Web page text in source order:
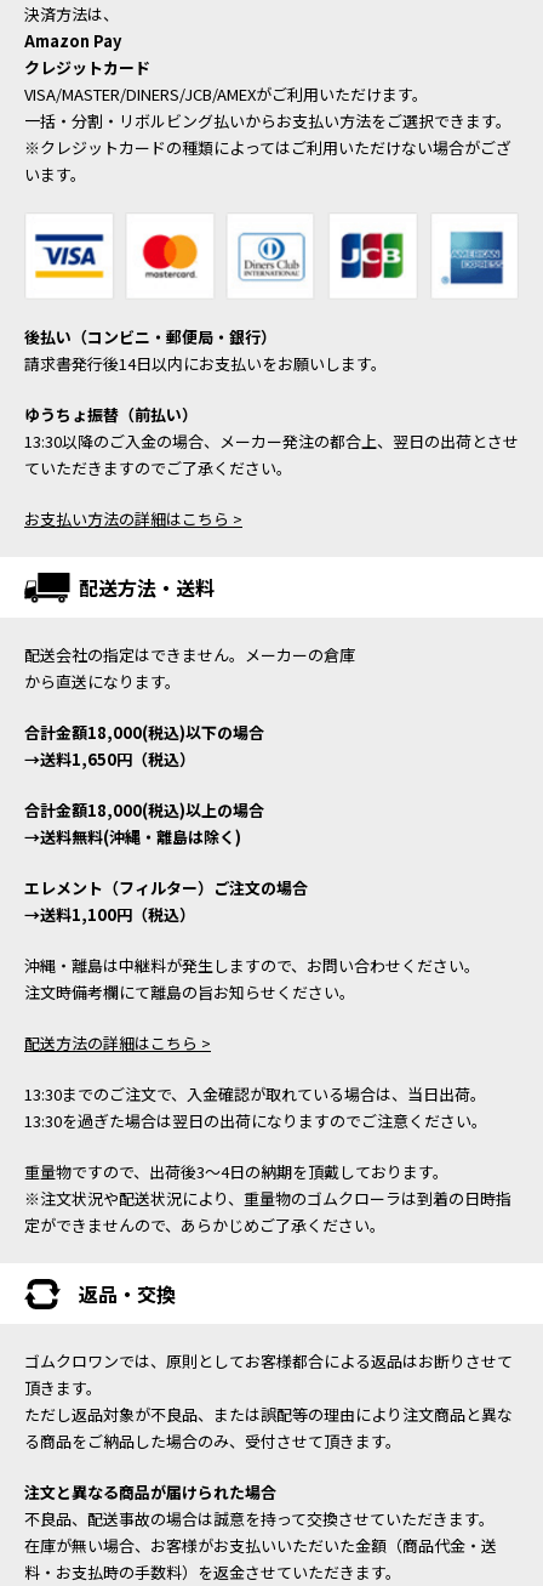
決済方法は、
Amazon Pay
クレジットカード
VISA/MASTER/DINERS/JCB/AMEXがご利用いただけます。
一括・分割・リボルビング払いからお支払い方法をご選択できます。
※クレジットカードの種類によってはご利用いただけない場合がござ
います。
後払い（コンビニ・郵便局・銀行）
請求書発行後14日以内にお支払いをお願いします。
ゆうちょ振替（前払い）
13:30以降のご入金の場合、メーカー発注の都合上、翌日の出荷とさせ
ていただきますのでご了承ください。
お支払い方法の詳細はこちら >
配送方法・送料
配送会社の指定はできません。メーカーの倉庫
から直送になります。
合計金額18,000(税込)以下の場合
→送料1,650円（税込）
合計金額18,000(税込)以上の場合
→送料無料(沖縄・離島は除く)
エレメント（フィルター）ご注文の場合
→送料1,100円（税込）
沖縄・離島は中継料が発生しますので、お問い合わせください。
注文時備考欄にて離島の旨お知らせください。
配送方法の詳細はこちら >
13:30までのご注文で、入金確認が取れている場合は、当日出荷。
13:30を過ぎた場合は翌日の出荷になりますのでご注意ください。
重量物ですので、出荷後3～4日の納期を頂戴しております。
※注文状況や配送状況により、重量物のゴムクローラは到着の日時指
定ができませんので、あらかじめご了承ください。
返品・交換
ゴムクロワンでは、原則としてお客様都合による返品はお断りさせて
頂きます。
ただし返品対象が不良品、または誤配等の理由により注文商品と異な
る商品をご納品した場合のみ、受付させて頂きます。
注文と異なる商品が届けられた場合
不良品、配送事故の場合は誠意を持って交換させていただきます。
在庫が無い場合、お客様がお支払いいただいた金額（商品代金・送
料・お支払時の手数料）を返金させていただきます。